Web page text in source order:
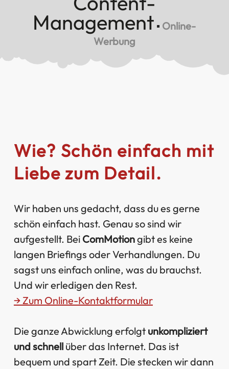
Management ▪ Online-
Werbung
Wie? Schön einfach mit
Liebe zum Detail.
Wir haben uns gedacht, dass du es gerne
schön einfach hast. Genau so sind wir
aufgestellt. Bei ComMotiongibt es keine
langen Briefings oder Verhandlungen. Du
sagst uns einfach online, was du brauchst.
Und wir erledigen den Rest.
→ Zum Online-Kontaktformular
Die ganze Abwicklung erfolgt unkompliziert
und schnellüber das Internet. Das ist
bequem und spart Zeit. Die stecken wir dann